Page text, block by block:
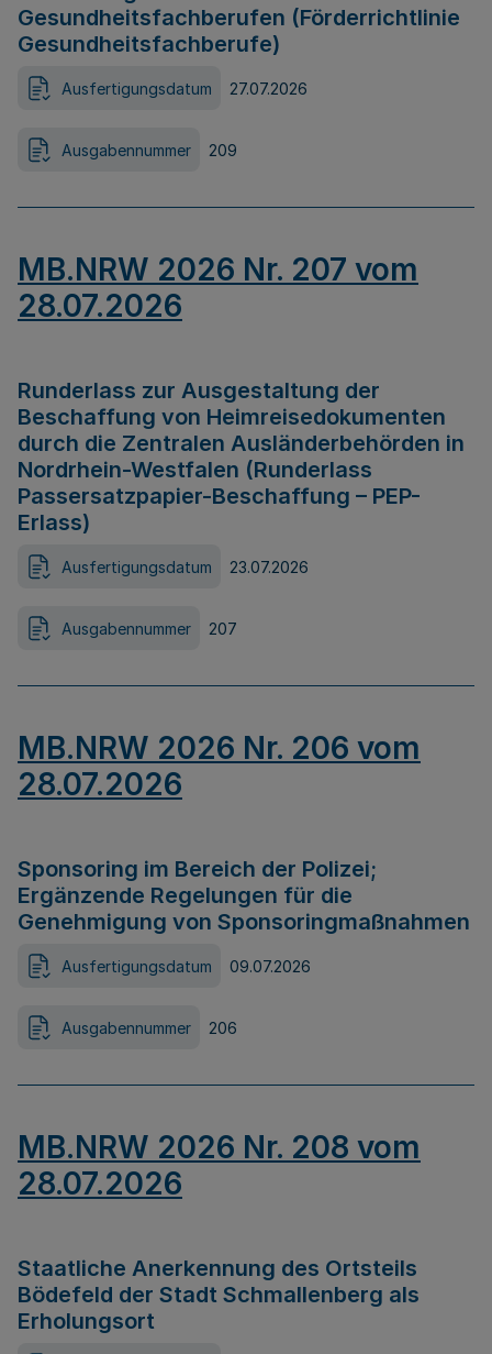
Gesundheitsfachberufen (Förderrichtlinie
Gesundheitsfachberufe)
Ausfertigungsdatum 27.07.2026
Ausgabennummer 209
MB.NRW 2026 Nr. 207 vom
28.07.2026
Runderlass zur Ausgestaltung der
Beschaffung von Heimreisedokumenten
durch die Zentralen Ausländerbehörden in
Nordrhein-Westfalen (Runderlass
Passersatzpapier-Beschaffung – PEP-
Erlass)
Ausfertigungsdatum 23.07.2026
Ausgabennummer 207
MB.NRW 2026 Nr. 206 vom
28.07.2026
Sponsoring im Bereich der Polizei;
Ergänzende Regelungen für die
Genehmigung von Sponsoringmaßnahmen
Ausfertigungsdatum 09.07.2026
Ausgabennummer 206
MB.NRW 2026 Nr. 208 vom
28.07.2026
Staatliche Anerkennung des Ortsteils
Bödefeld der Stadt Schmallenberg als
Erholungsort